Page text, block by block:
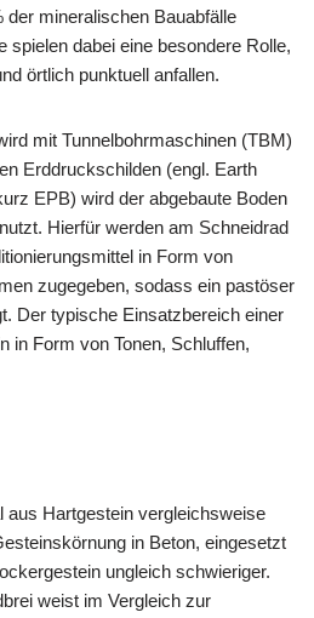
der mineralischen Bauabfälle
spielen dabei eine besondere Rolle,
örtlich punktuell anfallen.
mit Tunnelbohrmaschinen (TBM)
Erddruckschilden (engl. Earth
EPB) wird der abgebaute Boden
Hierfür werden am Schneidrad
in Form von
zugegeben, sodass ein pastöser
Der typische Einsatzbereich einer
in Form von Tonen, Schluffen,
aus Hartgestein vergleichsweise
in Beton, eingesetzt
ungleich schwieriger.
weist im Vergleich zur